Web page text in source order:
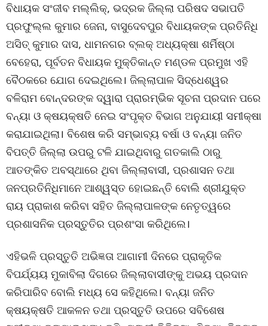
ବିଧାୟକ ସଂଜୀବ ମଲ୍ଲିକ୍‌, ଭଦ୍ରକ ଜିଲ୍ଲା ପରିଷଦ ସଭାପତି
ପ୍ରଫୁଲ୍ଲ କୁମାର ଜେନା, ବାସୁଦେବପୁର ବିଧାୟକଙ୍କ ପ୍ରତିନିଧି
ଅସିତ୍ କୁମାର ଦାସ, ଧାମନଗର ବ୍ଲକ୍ ଅଧ୍ୟକ୍ଷା ଶର୍ମିଷ୍ଠା
ବେହେରା, ପୂର୍ବତନ ବିଧାୟକ ମୁକ୍ତିକାନ୍ତ ମଣ୍ଡଳ ପ୍ରମୁଖ ଏହି
ବୈଠକରେ ଯୋଗ ଦେଇଥିଲେ। ଜିଲ୍ଲାପାଳ ସିଦ୍ଧେଶ୍ୱର
ବଳିରାମ ବୋନ୍ଦରଙ୍କ ଦ୍ୱାରା ପ୍ରାରମ୍ଭିକ ସୂଚନା ପ୍ରଦାନ ପରେ
ବନ୍ୟା ଓ କ୍ଷୟକ୍ଷତି ନେଇ ସଂପୃକ୍ତ ବିଭାଗ ଅନୁଯାୟୀ ସମୀକ୍ଷା
କରାଯାଇଥିଲା। ବିଶେଷ କରି ସମ୍ଭାବ୍ୟ ବର୍ଷା ଓ ବନ୍ୟା ଜନିତ
ବିପତ୍ତି ଜିଲ୍ଲା ଉପରୁ ଟଳି ଯାଇଥିବାରୁ ଗତକାଲି ଠାରୁ
ଆତଙ୍କିତ ଅବସ୍ଥାରେ ଥିବା ଜିଲ୍ଲାବାସୀ, ପ୍ରଶାସନ ତଥା
ଜନପ୍ରତିନିଧିମାନେ ଆଶ୍ୱସ୍ତ ହୋଇଛନ୍ତି ବୋଲି ଶ୍ରୀଯୁକ୍ତ
ରାୟ ପ୍ରାକାଶ କରିବା ସହିତ ଜିଲ୍ଲାପାଳଙ୍କ ନେତୃତ୍ୱରେ
ପ୍ରଶାସନିକ ପ୍ରସ୍ତୁତିର ପ୍ରଶଂସା କରିଥିଲେ।
ଏହିଭଳି ପ୍ରସ୍ତୁତି ଅଭିଜ୍ଞତା ଆଗାମୀ ଦିନରେ ପ୍ରାକୃତିକ
ବିପର୍ଯ୍ୟୟ ମୁକାବିଲା ଦିଗରେ ଜିଲ୍ଲାବାସୀଙ୍କୁ ଅଭୟ ପ୍ରଦାନ
କରିପାରିବ ବୋଲି ମଧ୍ୟ ସେ କହିଥିଲେ। ବନ୍ୟା ଜନିତ
କ୍ଷୟକ୍ଷତି ଆକଳନ ତଥା ପ୍ରସ୍ତୁତି ଉପରେ ସବିଶେଷ